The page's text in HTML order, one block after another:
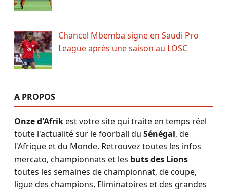
Chancel Mbemba signe en Saudi Pro
League après une saison au LOSC
A PROPOS
Onze d'Afrikest votre site qui traite en temps réel
toute l'actualité sur le foorball du Sénégal, de
l'Afrique et du Monde. Retrouvez toutes les infos
mercato, championnats et les buts des Lions
toutes les semaines de championnat, de coupe,
ligue des champions, Eliminatoires et des grandes